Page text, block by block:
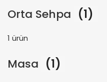
Orta Sehpa (1)
1 ürün
Masa (1)